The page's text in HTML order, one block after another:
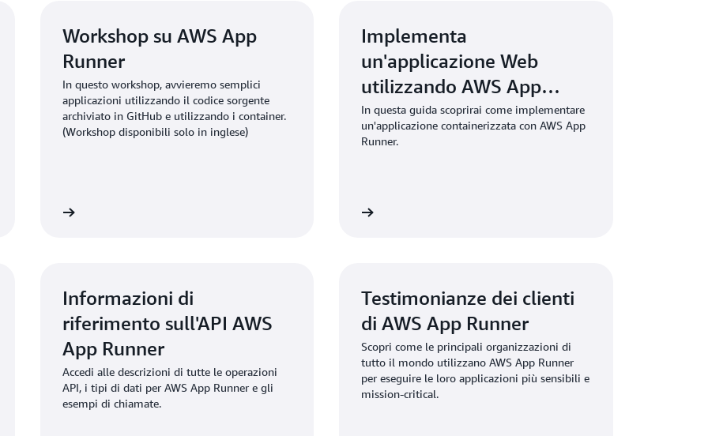
gamma più completa di funzionalità.
Workshop su AWS App
Runner
In questo workshop, avvieremo semplici
applicazioni utilizzando il codice sorgente
archiviato in GitHub e utilizzando i container.
(Workshop disponibili solo in inglese)
Implementa
un'applicazione Web
utilizzando AWS App
Runner
In questa guida scoprirai come implementare
un'applicazione containerizzata con AWS App
Runner.
Informazioni di
riferimento sull'API AWS
App Runner
Accedi alle descrizioni di tutte le operazioni
API, i tipi di dati per AWS App Runner e gli
esempi di chiamate.
Testimonianze dei clienti
di AWS App Runner
Scopri come le principali organizzazioni di
tutto il mondo utilizzano AWS App Runner
per eseguire le loro applicazioni più sensibili e
mission-critical.